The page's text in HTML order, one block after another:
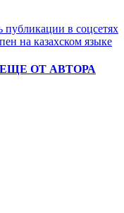
публикации в соцсетях
на казахском языке
ЕЩЕ ОТ АВТОРА